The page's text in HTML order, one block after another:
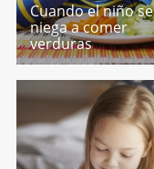
Cuando el niño se
niega a comer
verduras